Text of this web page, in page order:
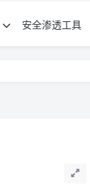
安全渗透工具